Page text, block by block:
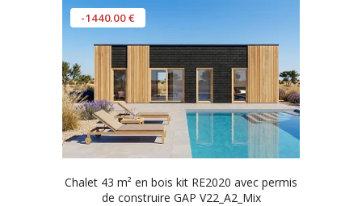
-1440.00 €
Chalet 43 m² en bois kit RE2020 avec permis
de construire GAP V22_A2_Mix